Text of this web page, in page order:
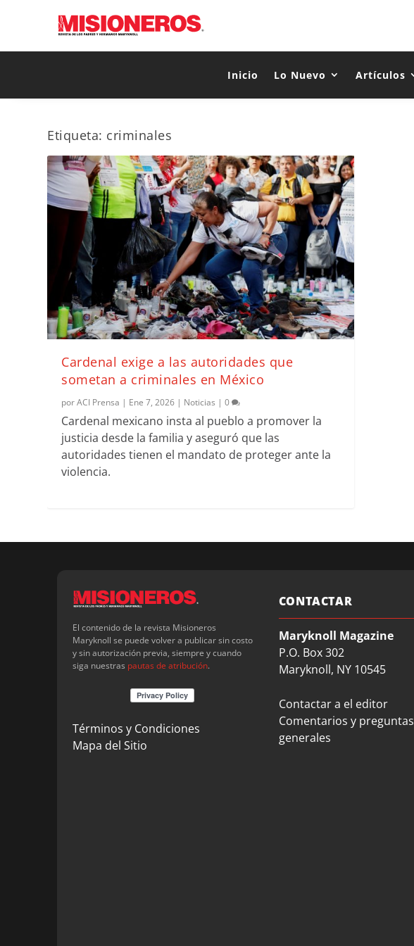
Inicio Lo Nuevo Artículos
Etiqueta: criminales
Cardenal exige a las autoridades que
sometan a criminales en México
porACI Prensa | Ene 7, 2026 | Noticias |0
Cardenal mexicano insta al pueblo a promover la
justicia desde la familia y aseguró que las
autoridades tienen el mandato de proteger ante la
violencia.
El contenido de la revista Misioneros
Maryknoll se puede volver a publicar sin costo
y sin autorización previa, siempre y cuando
siga nuestras pautas de atribución.
Términos y Condiciones
Mapa del Sitio
CONTACTAR
Maryknoll Magazine
P.O. Box 302
Maryknoll, NY 10545
Contactar a el editor
Comentarios y preguntas
generales